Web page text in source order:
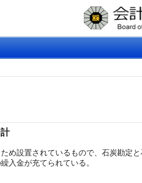
め設置されているもので、石炭勘定と
入金が充てられている。